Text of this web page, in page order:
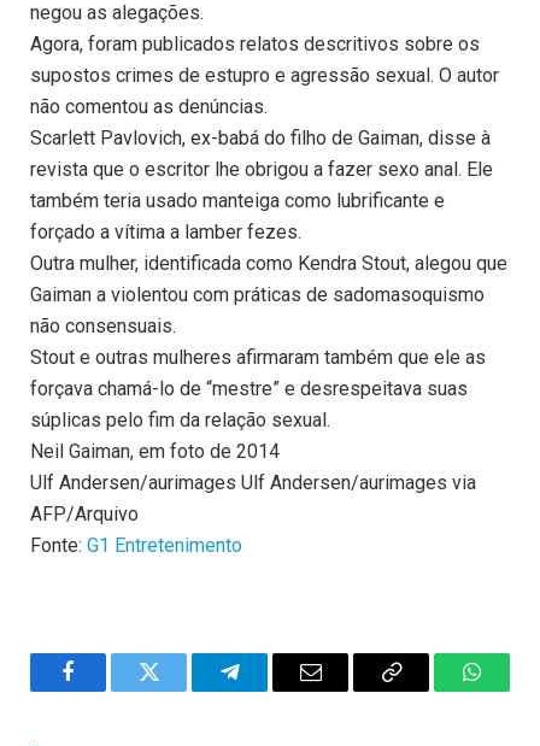
negou as alegações.
Agora, foram publicados relatos descritivos sobre os
supostos crimes de estupro e agressão sexual. O autor
não comentou as denúncias.
Scarlett Pavlovich, ex-babá do filho de Gaiman, disse à
revista que o escritor lhe obrigou a fazer sexo anal. Ele
também teria usado manteiga como lubrificante e
forçado a vítima a lamber fezes.
Outra mulher, identificada como Kendra Stout, alegou que
Gaiman a violentou com práticas de sadomasoquismo
não consensuais.
Stout e outras mulheres afirmaram também que ele as
forçava chamá-lo de “mestre” e desrespeitava suas
súplicas pelo fim da relação sexual.
Neil Gaiman, em foto de 2014
Ulf Andersen/aurimages Ulf Andersen/aurimages via
AFP/Arquivo
Fonte: G1 Entretenimento
FacebookTwitter TelegramEmail
Copy